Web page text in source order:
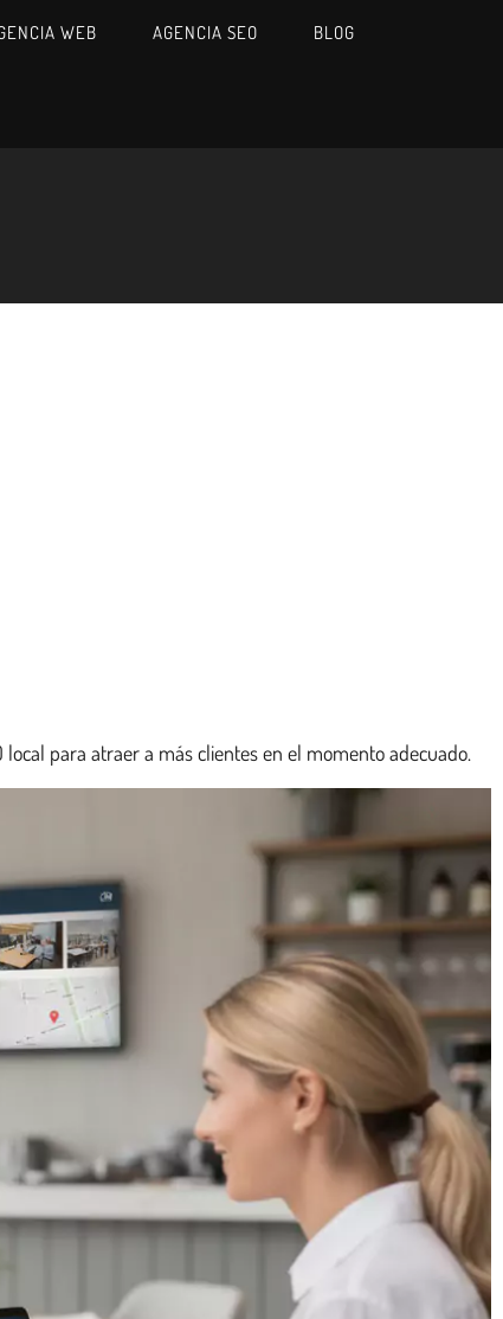
WEB AGENCIA SEO BLOG
para atraer a más clientes en el momento adecuado.